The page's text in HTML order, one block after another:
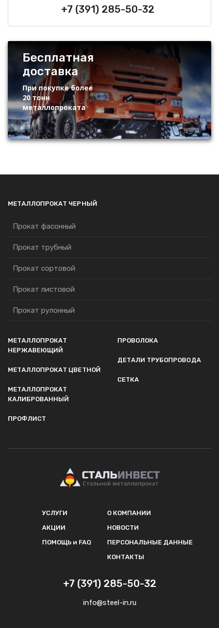
+7 (391) 285-50-32
Бесплатная
доставка
При покупке более
20 тонн
металлопроката
МЕТАЛЛОПРОКАТ ЧЕРНЫЙ
Прокат фасонный
Прокат трубный
Прокат сортовой
Прокат листовой
Прокат рулонный
МЕТАЛЛОПРОКАТ
НЕРЖАВЕЮЩИЙ
МЕТАЛЛОПРОКАТ ЦВЕТНОЙ
МЕТАЛЛОПРОКАТ
КАЛИБРОВАННЫЙ
ПРОФЛИСТ
ПРОВОЛОКА
ДЕТАЛИ ТРУБОПРОВОДА
СЕТКА
УСЛУГИ
АКЦИИ
ПОМОЩЬ и FAQ
О КОМПАНИИ
НОВОСТИ
ПЕРСОНАЛЬНЫЕ ДАННЫЕ
КОНТАКТЫ
+7 (391) 285-50-32
info@steel-in.ru